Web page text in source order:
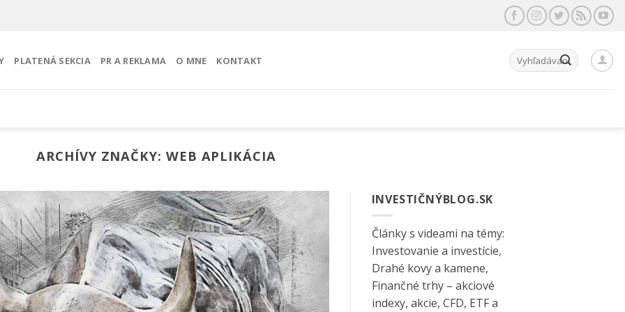
PLATENÁ SEKCIA PR A REKLAMA O MNE KONTAKT Hľadať:
ARCHÍVY ZNAČKY: WEB APLIKÁCIA
INVESTIČNÝBLOG.SK
Články s videami na témy:
Investovanie a investície,
Drahé kovy a kamene,
Finančné trhy – akciové
indexy, akcie, CFD, ETF a